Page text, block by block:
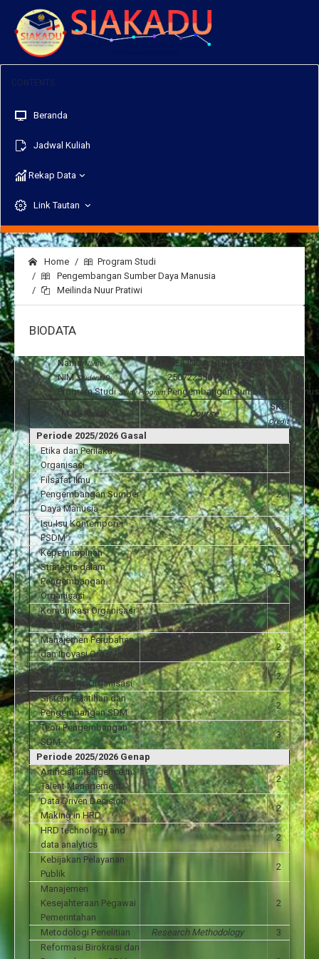
Beranda
Jadwal Kuliah
Rekap Data
Link Tautan
Home
Program Studi
Pengembangan Sumber Daya Manusia
Meilinda Nuur Pratiwi
BIODATA
NamaName
MEILINDA NUUR PRATIWI
NIMStudent ID :25072255015
Program StudiStudy Program:Pengembangan Sumber Daya
Mata Kuliah Course
SKS
Credit
Periode 2025/2026 Gasal
Etika dan Perilaku
Organisasi
Filsafat Ilmu
Pengembangan Sumber
Daya Manusia
2
Isu-Isu Kontemporer
PSDM
3
Kepemimpinan
Strategis dalam
Pengembangan
Organisasi
3
Komunikasi Organisasi
dan Negosiasi
2
Manajemen Perubahan
dan Inovasi Organisasi
2
Sistem Informasi SDM
dan Kinerja Organisasi
2
Sistem Pelatihan dan
Pengembangan SDM
2
Teori Pengembangan
SDM
3
Periode 2025/2026 Genap
Artificial Intelligence in
Talent Management
2
Data Driven Decision
Making in HRD
2
HRD technology and
data analytics
2
Kebijakan Pelayanan
Publik
2
Manajemen
Kesejahteraan Pegawai
Pemerintahan
2
Metodologi Penelitian Research Methodology
3
Reformasi Birokrasi dan